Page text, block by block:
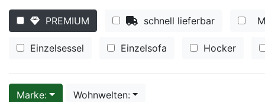
PREMIUM schnell lieferbar
Einzelsessel Einzelsofa Hocker
Marke: Wohnwelten:
SALE
Möbel-